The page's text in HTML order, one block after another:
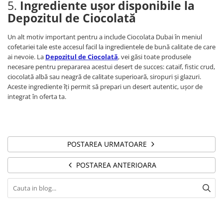
5. Ingrediente ușor disponibile la
Depozitul de Ciocolată
Un alt motiv important pentru a include Ciocolata Dubai în meniul
cofetariei tale este accesul facil la ingredientele de bună calitate de care
ai nevoie. La Depozitul de Ciocolată, vei găsi toate produsele
necesare pentru prepararea acestui desert de succes: cataif, fistic crud,
ciocolată albă sau neagră de calitate superioară, siropuri și glazuri.
Aceste ingrediente îți permit să prepari un desert autentic, ușor de
integrat în oferta ta.
POSTAREA URMATOARE
POSTAREA ANTERIOARA